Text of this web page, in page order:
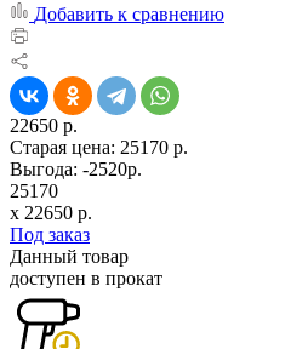
Добавить к сравнению
22650 р.
Старая цена: 25170 р.
Выгода: -2520р.
25170
x 22650 р.
Под заказ
Данный товар
доступен в прокат